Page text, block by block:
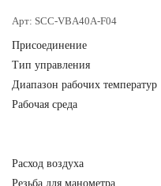
Арт: SCC-VBA40A-F04
Присоединение
Тип управления
Диапазон рабочих температур
Рабочая среда
Расход воздуха
Резьба для манометра